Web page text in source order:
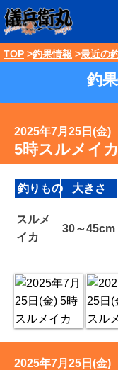
TOP 釣果情報 最近の
釣
2025年7月25日(金)
5時スルメイカ
釣りもの 大きさ
スルメ
イカ
30～45cm
2025年7月25日(金)